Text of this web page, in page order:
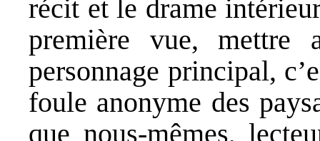
récit et le drame
première vue, mettre
personnage principal,
foule anonyme des
que nous-mêmes,